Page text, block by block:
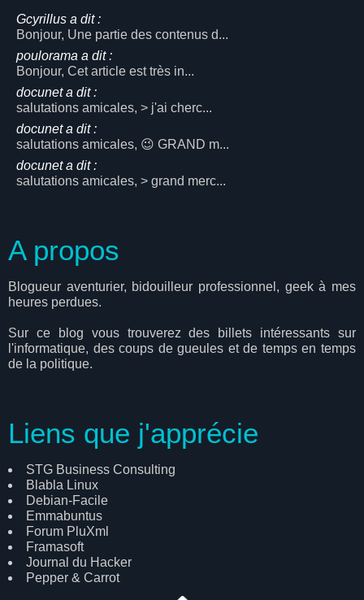
Gcyrillus a dit :
Bonjour, Une partie des contenus d...
poulorama a dit :
Bonjour, Cet article est très in...
docunet a dit :
salutations amicales, > j'ai cherc...
docunet a dit :
salutations amicales, 😉 GRAND m...
docunet a dit :
salutations amicales, > grand merc...
A propos
Blogueur aventurier, bidouilleur professionnel, geek à mes
heures perdues.
Sur ce blog vous trouverez des billets intéressants sur
l'informatique, des coups de gueules et de temps en temps
de la politique.
Liens que j'apprécie
STG Business Consulting
Blabla Linux
Debian-Facile
Emmabuntus
Forum PluXml
Framasoft
Journal du Hacker
Pepper & Carrot